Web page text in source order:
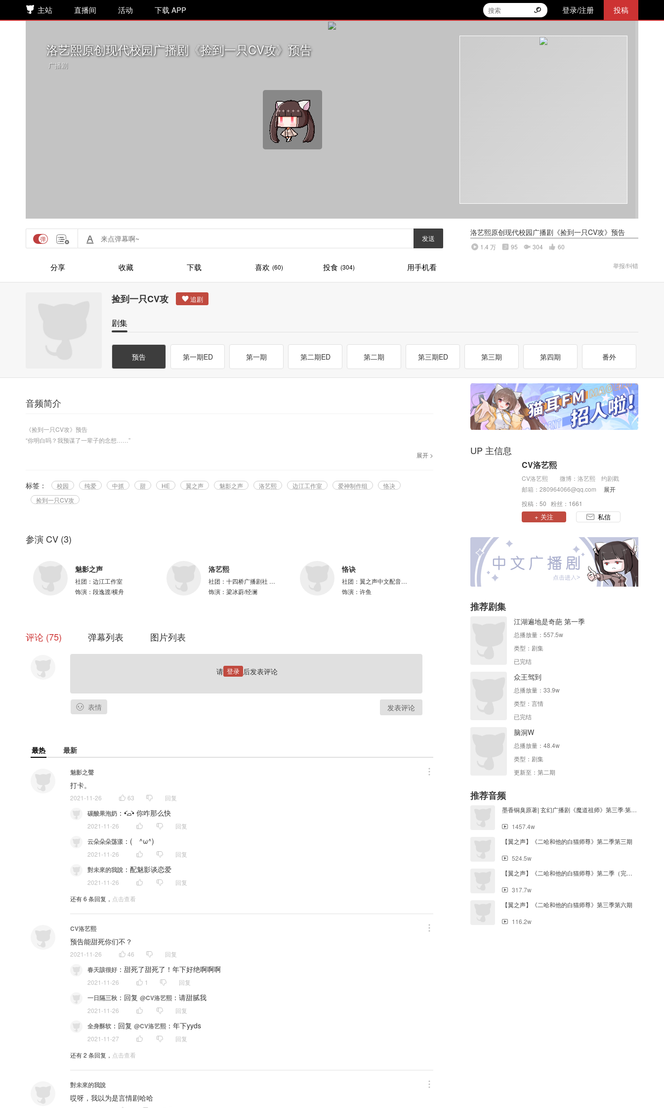
主站 直播间 活动 下载 APP 登录/注册 投稿
洛艺熙原创现代校园广播剧《捡到一只CV攻》预告
广播剧
发送
分享 收藏 下载 喜欢 (60) 投食 (304) 用手机看
洛艺熙原创现代校园广播剧《捡到一只CV攻》预告
1.4 万 95 304 60
举报/纠错
捡到一只CV攻
剧集
预告 第一期ED 第一期 第二期ED 第二期 第三期ED 第三期 第四期 番外
音频简介
《捡到一只CV攻》预告
“你明白吗？我预谋了一辈子的念想……”
原创/监制/策划：洛艺熙【爱神制作组】
导演：洛柚【爱神制作组】@玖兰优殿
编剧：李傲尘@李嗷嗷嗷嗷呜
海报：纸鸥-笛安【翼之声】@纸鸥-笛安
段逸渡/横舟：魅影之声【边江工作室】@魅影之聲大胖胖瘦改
梁冰蔚/经澜：洛艺熙【十四桥】
展开 >
标签： 校园 纯爱 中抓 甜 HE 翼之声 魅影之声 洛艺熙 边江工作室 爱神制作组
恪决
捡到一只CV攻
参演 CV (3)
魅影之声
社团： 边江工作室
饰演： 段逸渡/横舟
洛艺熙
社团： 十四桥广播剧社 爱神制作组
饰演： 梁冰蔚/经澜
恪诀
社团： 翼之声中文配音社团
饰演： 许鱼
评论 75 弹幕列表 图片列表
请 登录 后发表评论
表情 发表评论
最热 最新
魅影之聲
打卡。
2021-11-26 63 回复
碳酸果泡奶 ： •᷄ࡇ•᷅ 你咋那么快
2021-11-26 回复
云朵朵朵荡漾 ： (　^ω^)
2021-11-26 回复
對未來的我說 ： 配魅影谈恋爱
2021-11-26
回复
还有6 条回复， 点击查看
CV洛艺熙
预告能甜死你们不？
2021-11-26 46 回复
春天該很好 ： 甜死了甜死了！年下好绝啊啊啊
2021-11-26 1 回复
一日隔三秋 ： 回复 @CV洛艺熙 ：请甜腻我
2021-11-26 回复
全身酥软 ： 回复 @CV洛艺熙 ：年下yyds
2021-11-27
回复
还有2 条回复， 点击查看
對未來的我說
哎呀，我以为是言情剧哈哈
UP 主信息
CV洛艺熙
CV洛艺熙 微博：洛艺熙 约剧戳
邮箱：280964066@qq.com 粉丝
群：719986785 敲门砖：一部剧的名
字
展开
投稿：50 粉丝：1661
+ 关注 私信
推荐剧集
江湖遍地是奇葩 第一季
总播放量： 557.5w
类型： 剧集
已完结
众王驾到
总播放量： 33.9w
类型： 言情
已完结
脑洞W
总播放量： 48.4w
类型： 剧集
更新至：第二期
推荐音频
墨香铜臭原著| 玄幻广播剧《魔道祖师》第三季·第十三集
1457.4w
【翼之声】《二哈和他的白猫师尊》第二季第三期
524.5w
【翼之声】《二哈和他的白猫师尊》第二季（完结篇）第七期
317.7w
【翼之声】《二哈和他的白猫师尊》第三季第六期
116.2w